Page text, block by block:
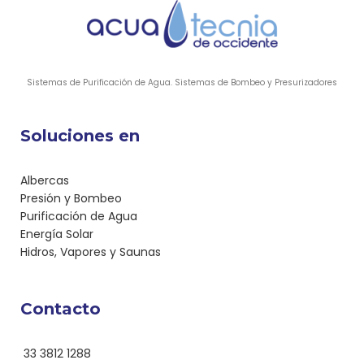
Sistemas de Purificación de Agua. Sistemas de Bombeo y Presurizadores
Soluciones en
Albercas
Presión y Bombeo
Purificación de Agua
Energía Solar
Hidros, Vapores y Saunas
Contacto
33 3812 1288